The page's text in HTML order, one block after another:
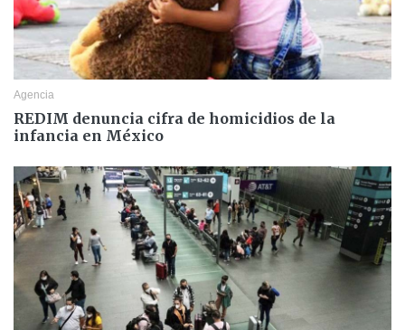
Agencia
REDIM denuncia cifra de homicidios de la
infancia en México